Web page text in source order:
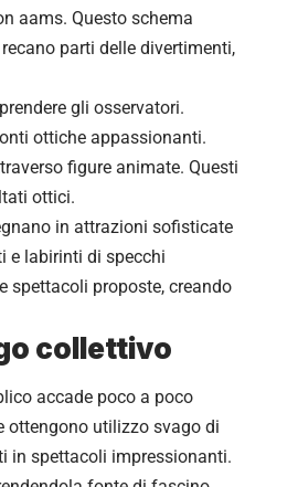
aams. Questo schema
parti delle divertimenti,
gli osservatori.
ottiche appassionanti.
figure animate. Questi
ottici.
in attrazioni sofisticate
e labirinti di specchi
spettacoli proposte, creando
collettivo
accade poco a poco
ottengono utilizzo svago di
in spettacoli impressionanti.